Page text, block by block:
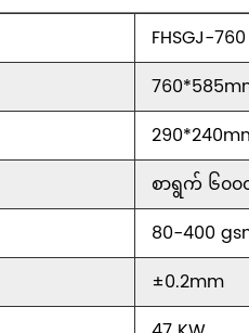
FHSGJ-760
စာရွက် ၆၀၀
80-400
±0.2mm